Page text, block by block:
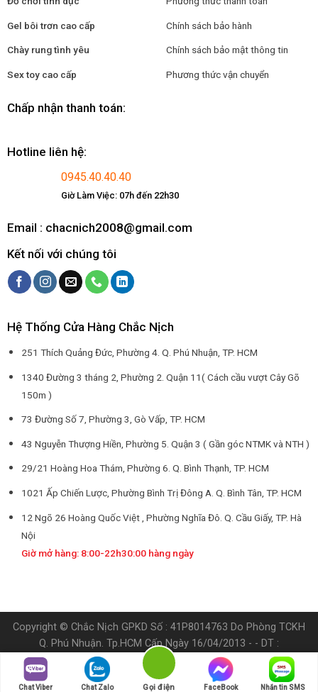
Gel bôi trơn cao cấp
Chày rung tình yêu
Sex toy cao cấp
Chính sách bảo hành
Chính sách bảo mật thông tin
Phương thức vận chuyển
Chấp nhận thanh toán:
Hotline liên hệ:
0945.40.40.40
Giờ Làm Việc: 07h đến 22h30
Email : chacnich2008@gmail.com
Kết nối với chúng tôi
Hệ Thống Cửa Hàng Chắc Nịch
251 Thích Quảng Đức, Phường 4. Q. Phú Nhuận, TP. HCM
1340 Đường 3 tháng 2, Phường 2. Quận 11( Cách cầu vượt Cây Gõ
150m )
73 Đường Số 7, Phường 3, Gò Vấp, TP. HCM
43 Nguyễn Thượng Hiền, Phường 5. Quận 3 ( Gần góc NTMK và NTH )
29/21 Hoàng Hoa Thám, Phường 6. Q. Bình Thạnh, TP. HCM
1021 Ấp Chiến Lược, Phường Bình Trị Đông A. Q. Bình Tân, TP. HCM
12 Ngõ 26 Hoàng Quốc Việt , Phường Nghĩa Đô. Q. Cầu Giấy, TP. Hà
Nội
Giờ mở hàng: 8:00-22h30:00 hàng ngày
Copyright © Chắc Nịch GPKD Số : 41P8014763 Do Phòng TCKH
Q. Phú Nhuận. Tp.HCM Cấp Ngày 16/04/2013 - - DT :
0905.538.898
Chịu Trách Nhiệm Xuất Bản Nội Dụng: Nguyễn Phi Thường
Chat Viber Chat Zalo Gọi điện FaceBook Nhắn tin SMS